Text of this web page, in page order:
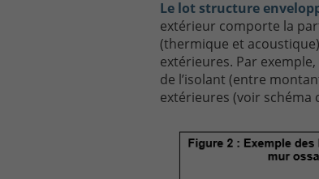
Le lot structure
extérieur comporte la
(thermique et
extérieures. Par
de l’isolant (entre
extérieures (voir schéma